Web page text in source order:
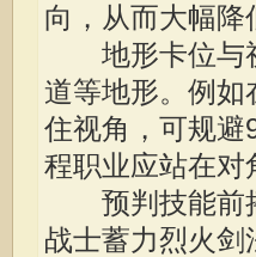
向，从而大幅降
地形卡位与视
道等地形。例如
住视角，可规避
程职业应站在对
预判技能前摇
战士蓄力烈火